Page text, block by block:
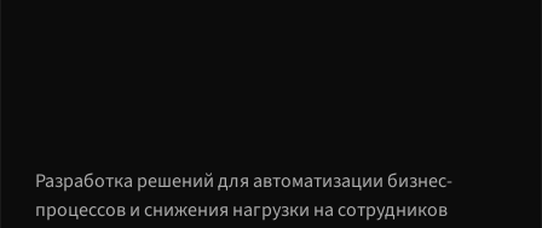
Разработка решений для автоматизации бизнес-
процессов и снижения нагрузки на сотрудников